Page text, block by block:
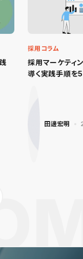
採用マーケティ
導く実践手順を
採用コラム
田邊宏明